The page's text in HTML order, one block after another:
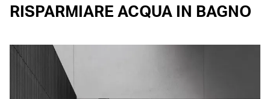
RISPARMIARE ACQUA IN BAGNO